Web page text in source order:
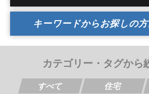
カテゴリー・タグから
すべて 住宅